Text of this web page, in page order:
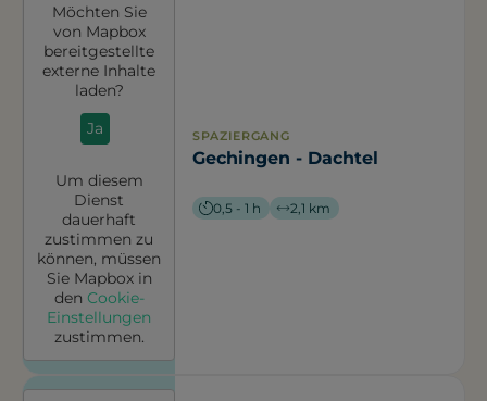
Möchten Sie
von Mapbox
bereitgestellte
externe Inhalte
laden?
Ja
Um diesem
Dienst
dauerhaft
zustimmen zu
können, müssen
Sie Mapboxin
den Cookie-
Einstellungen
zustimmen.
SPAZIERGANG
Gechingen - Dachtel
0,5 - 1 h 2,1 km